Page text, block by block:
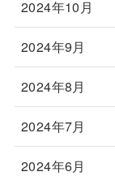
2024年10月
2024年9月
2024年8月
2024年7月
2024年6月